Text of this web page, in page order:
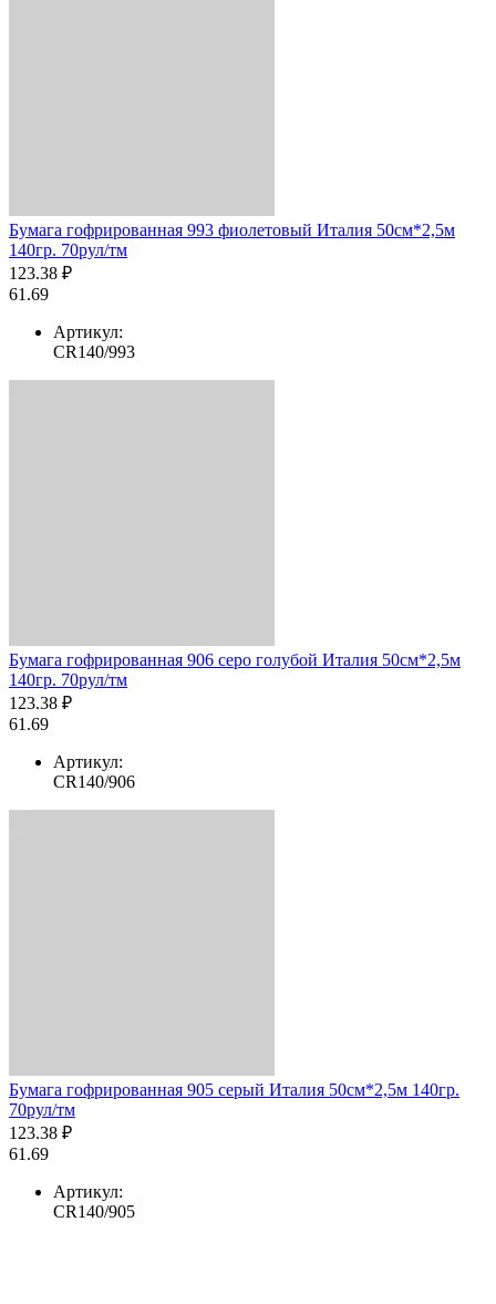
Бумага гофрированная 993 фиолетовый Италия 50см*2,5м
140гр. 70рул/тм
123.38 ₽
61.69
Артикул:
CR140/993
Бумага гофрированная 906 серо голубой Италия 50см*2,5м
140гр. 70рул/тм
123.38 ₽
61.69
Артикул:
CR140/906
Бумага гофрированная 905 серый Италия 50см*2,5м 140гр.
70рул/тм
123.38 ₽
61.69
Артикул:
CR140/905